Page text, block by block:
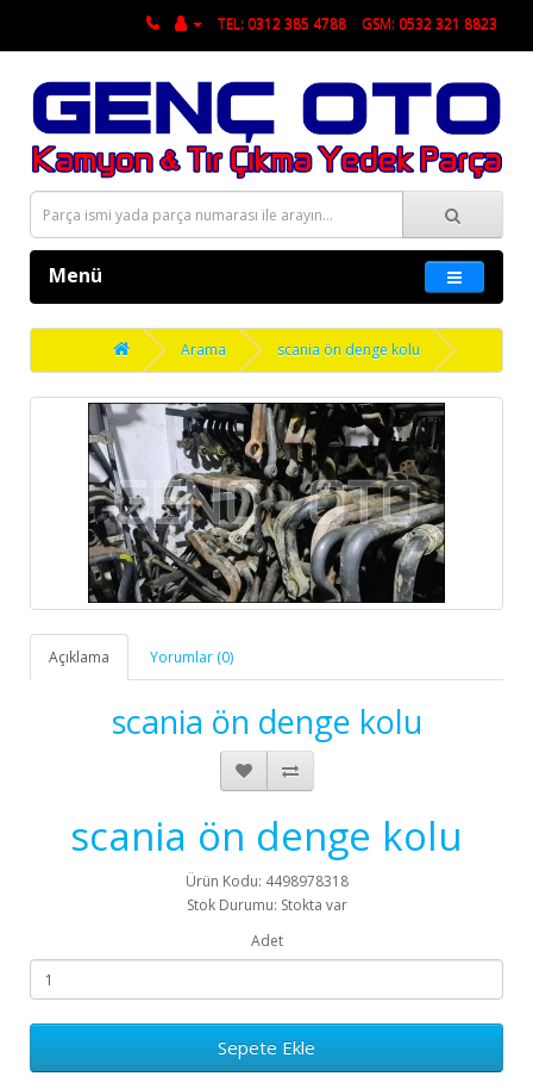
TEL: 0312 385 4788 GSM: 0532 321 8823
Menü
Arama scania ön denge kolu
Açıklama Yorumlar (0)
scania ön denge kolu
scania ön denge kolu
Ürün Kodu: 4498978318
Stok Durumu: Stokta var
Adet
Sepete Ekle